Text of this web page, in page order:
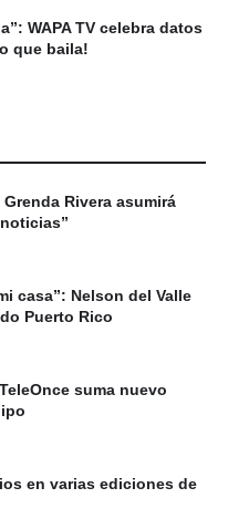
WAPA TV celebra datos
que baila!
Rivera asumirá
casa”: Nelson del Valle
Puerto Rico
suma nuevo
en varias ediciones de